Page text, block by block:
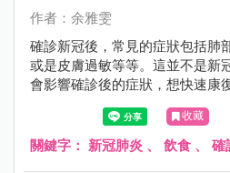
作者：余雅雯
確診新冠後，常見的症狀包括肺
或是皮膚過敏等等。這並不是新
會影響確診後的症狀，想快速康
消化原則。另外，也不能因爲隔
復經常在病後報復性飲食中發生。
收藏
關鍵字： 新冠肺炎 、 飲食 、 確